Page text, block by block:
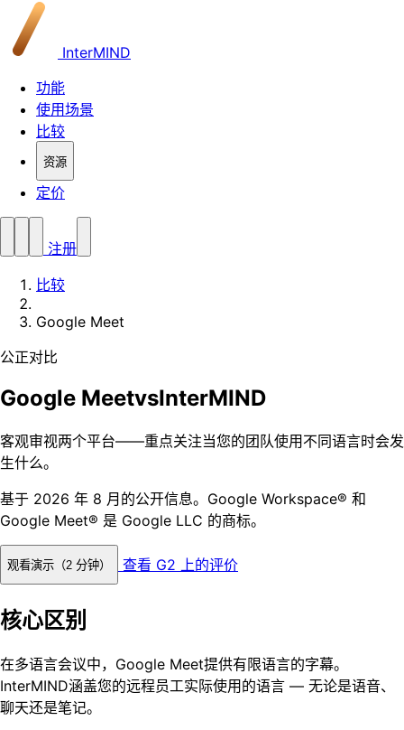
InterMIND
功能
使用场景
比较
资源
定价
注册
比较
Google Meet
公正对比
Google MeetvsInterMIND
客观审视两个平台——重点关注当您的团队使用不同语言时会发
生什么。
基于 2026 年 8 月的公开信息。Google Workspace® 和
Google Meet® 是 Google LLC 的商标。
观看演示（2 分钟） 查看 G2 上的评价
核心区别
在多语言会议中，Google Meet提供有限语言的字幕。
InterMIND涵盖您的远程员工实际使用的语言 — 无论是语音、
聊天还是笔记。